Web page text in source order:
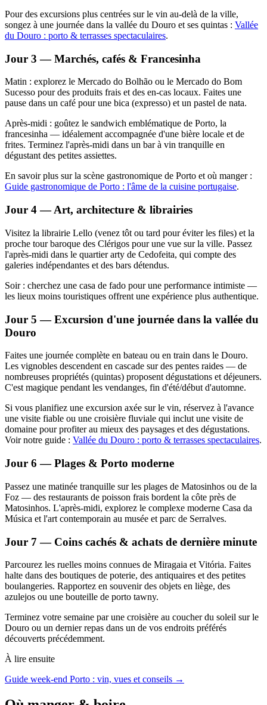
Pour des excursions plus centrées sur le vin au-delà de la ville,
songez à une journée dans la vallée du Douro et ses quintas : Vallée
du Douro : porto & terrasses spectaculaires.
Jour 3 — Marchés, cafés & Francesinha
Matin : explorez le Mercado do Bolhão ou le Mercado do Bom
Sucesso pour des produits frais et des en-cas locaux. Faites une
pause dans un café pour une bica (expresso) et un pastel de nata.
Après-midi : goûtez le sandwich emblématique de Porto, la
francesinha — idéalement accompagnée d'une bière locale et de
frites. Terminez l'après-midi dans un bar à vin tranquille en
dégustant des petites assiettes.
En savoir plus sur la scène gastronomique de Porto et où manger :
Guide gastronomique de Porto : l'âme de la cuisine portugaise.
Jour 4 — Art, architecture & librairies
Visitez la librairie Lello (venez tôt ou tard pour éviter les files) et la
proche tour baroque des Clérigos pour une vue sur la ville. Passez
l'après-midi dans le quartier arty de Cedofeita, qui compte des
galeries indépendantes et des bars détendus.
Soir : cherchez une casa de fado pour une performance intimiste —
les lieux moins touristiques offrent une expérience plus authentique.
Jour 5 — Excursion d'une journée dans la vallée du
Douro
Faites une journée complète en bateau ou en train dans le Douro.
Les vignobles descendent en cascade sur des pentes raides — de
nombreuses propriétés (quintas) proposent dégustations et déjeuners.
C'est magique pendant les vendanges, fin d'été/début d'automne.
Si vous planifiez une excursion axée sur le vin, réservez à l'avance
une visite fiable ou une croisière fluviale qui inclut une visite de
domaine pour profiter au mieux des paysages et des dégustations.
Voir notre guide : Vallée du Douro : porto & terrasses spectaculaires.
Jour 6 — Plages & Porto moderne
Passez une matinée tranquille sur les plages de Matosinhos ou de la
Foz — des restaurants de poisson frais bordent la côte près de
Matosinhos. L'après-midi, explorez le complexe moderne Casa da
Música et l'art contemporain au musée et parc de Serralves.
Jour 7 — Coins cachés & achats de dernière minute
Parcourez les ruelles moins connues de Miragaia et Vitória. Faites
halte dans des boutiques de poterie, des antiquaires et des petites
boulangeries. Rapportez en souvenir des objets en liège, des
azulejos ou une bouteille de porto tawny.
Terminez votre semaine par une croisière au coucher du soleil sur le
Douro ou un dernier repas dans un de vos endroits préférés
découverts précédemment.
À lire ensuite
Guide week-end Porto : vin, vues et conseils →